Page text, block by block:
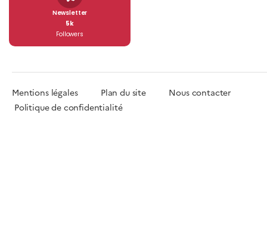
Newsletter
5k
Followers
Mentions légales Plan du site Nous contacter
Politique de confidentialité